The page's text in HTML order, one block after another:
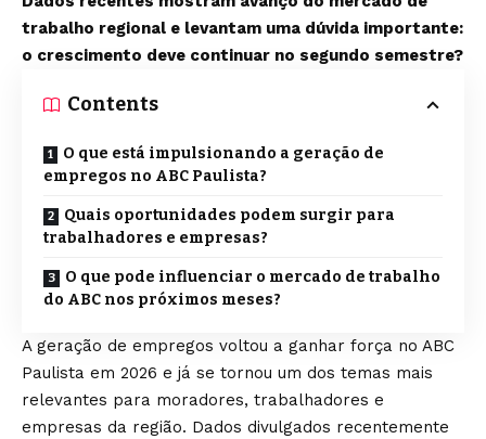
trabalho regional e levantam uma dúvida importante:
o crescimento deve continuar no segundo semestre?
Contents
O que está impulsionando a geração de
empregos no ABC Paulista?
Quais oportunidades podem surgir para
trabalhadores e empresas?
O que pode influenciar o mercado de trabalho
do ABC nos próximos meses?
A geração de empregos voltou a ganhar força no ABC
Paulista em 2026 e já se tornou um dos temas mais
relevantes para moradores, trabalhadores e
empresas da região. Dados divulgados recentemente